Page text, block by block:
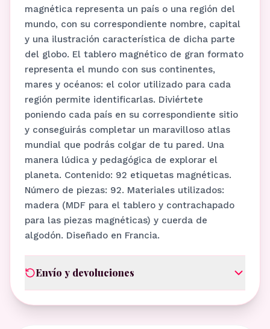
magnética representa un país o una región del
mundo, con su correspondiente nombre, capital
y una ilustración característica de dicha parte
del globo. El tablero magnético de gran formato
representa el mundo con sus continentes,
mares y océanos: el color utilizado para cada
región permite identificarlas. Diviértete
poniendo cada país en su correspondiente sitio
y conseguirás completar un maravilloso atlas
mundial que podrás colgar de tu pared. Una
manera lúdica y pedagógica de explorar el
planeta. Contenido: 92 etiquetas magnéticas.
Número de piezas: 92. Materiales utilizados:
madera (MDF para el tablero y contrachapado
para las piezas magnéticas) y cuerda de
algodón. Diseñado en Francia.
Envío y devoluciones